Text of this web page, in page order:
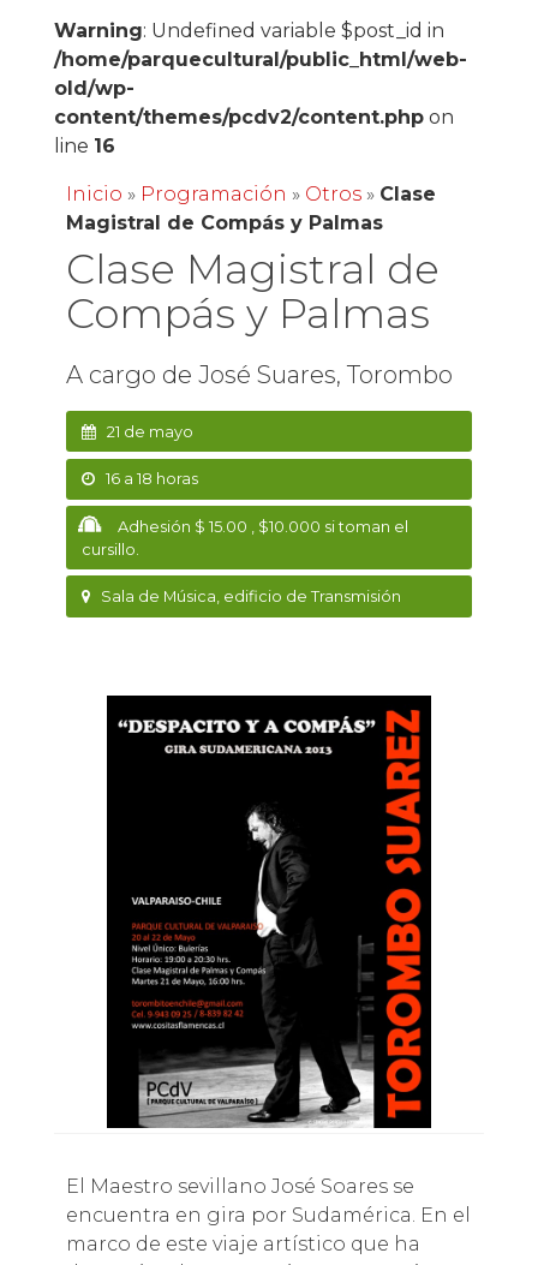
Warning: Undefined variable $post_id in
/home/parquecultural/public_html/web-
old/wp-
content/themes/pcdv2/content.phpon
line 16
Inicio » Programación » Otros» Clase
Magistral de Compás y Palmas
Clase Magistral de
Compás y Palmas
A cargo de José Suares, Torombo
21 de mayo
16 a 18 horas
Adhesión $ 15.00 , $10.000 si toman el
cursillo.
Sala de Música, edificio de Transmisión
El Maestro sevillano José Soares se
encuentra en gira por Sudamérica. En el
marco de este viaje artístico que ha